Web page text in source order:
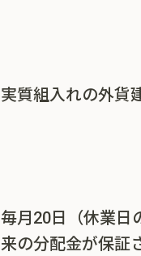
実質組入れの外貨
毎月20日（休業日
来の分配金が保証